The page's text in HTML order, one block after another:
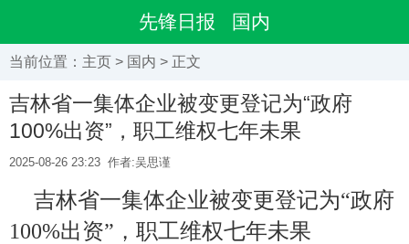
先锋日报 国内
当前位置： 主页 > 国内 > 正文
吉林省一集体企业被变更登记为“政府
100%出资”，职工维权七年未果
2025-08-26 23:23 作者:吴思谨
吉林省一集体企业被变更登记为“政府
100%出资”，职工维权七年未果